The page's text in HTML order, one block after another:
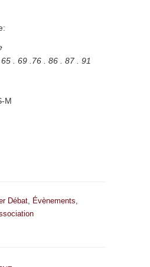
. 69 .76 . 86 . 87 . 91
M
Débat, Évènements,